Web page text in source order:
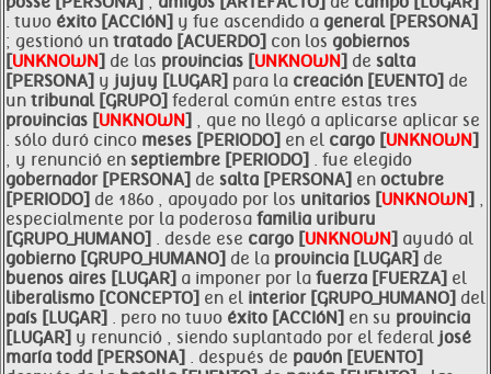
. tuvo éxito [ACCIóN] y fue ascendido a general [PERSONA]
; gestionó un tratado [ACUERDO] con los gobiernos
[UNKNOWN] de las provincias [UNKNOWN] de salta
[PERSONA] y jujuy [LUGAR] para la creación [EVENTO] de
un tribunal [GRUPO] federal común entre estas tres
provincias [UNKNOWN] , que no llegó a aplicarse aplicar se
. sólo duró cinco meses [PERIODO] en el cargo [UNKNOWN]
, y renunció en septiembre [PERIODO] . fue elegido
gobernador [PERSONA] de salta [PERSONA] en octubre
[PERIODO] de 1860 , apoyado por los unitarios [UNKNOWN] ,
especialmente por la poderosa familia uriburu
[GRUPO_HUMANO] . desde ese cargo [UNKNOWN] ayudó al
gobierno [GRUPO_HUMANO] de la provincia [LUGAR] de
buenos aires [LUGAR] a imponer por la fuerza [FUERZA] el
liberalismo [CONCEPTO] en el interior [GRUPO_HUMANO] del
país [LUGAR] . pero no tuvo éxito [ACCIóN] en su provincia
[LUGAR] y renunció , siendo suplantado por el federal josé
maría todd [PERSONA] . después de pavón [EVENTO]